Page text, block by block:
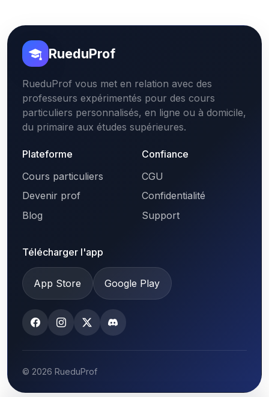
RueduProf
RueduProf vous met en relation avec des
professeurs expérimentés pour des cours
particuliers personnalisés, en ligne ou à domicile,
du primaire aux études supérieures.
Plateforme
Cours particuliers
Devenir prof
Blog
Confiance
CGU
Confidentialité
Support
Télécharger l'app
App Store Google Play
© 2026 RueduProf